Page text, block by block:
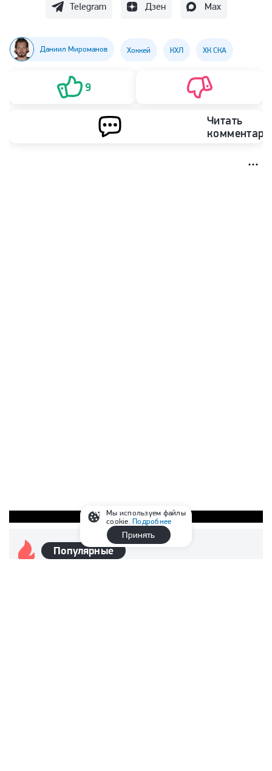
Telegram Дзен Max
Даниил Мироманов Хоккей КХЛ ХК СКА
9
Читать
Реклама
Популярные
Мы используем файлы
cookie.Подробнее
Принять